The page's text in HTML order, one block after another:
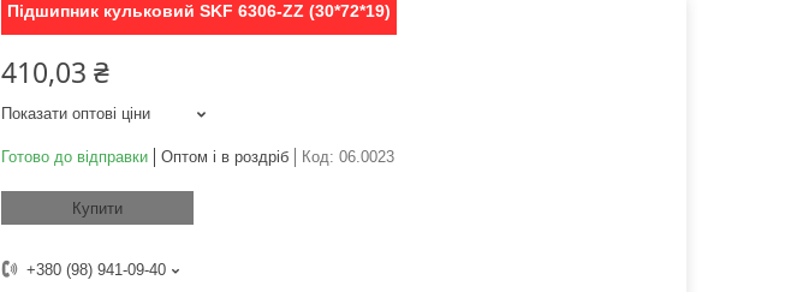
Підшипник кульковий SKF 6306-ZZ (30*72*19)
410,03 ₴
Показати оптові ціни
Готово до відправки Оптом і в роздріб Код: 06.0023
Купити
+380 (98) 941-09-40